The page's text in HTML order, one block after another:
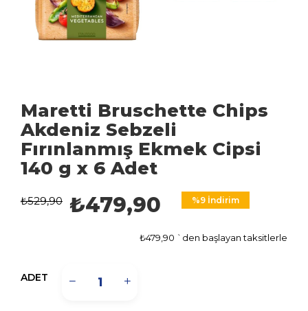
Maretti Bruschette Chips
Akdeniz Sebzeli
Fırınlanmış Ekmek Cipsi
140 g x 6 Adet
₺529,90 ₺479,90 %9 İndirim
₺479,90 `den başlayan taksitlerle
ADET